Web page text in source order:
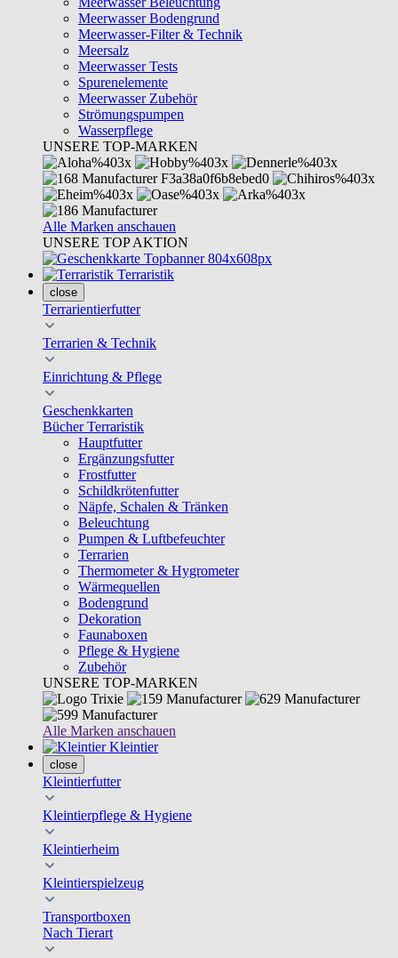
Meerwasser Bodengrund
Meerwasser-Filter & Technik
Meersalz
Meerwasser Tests
Spurenelemente
Meerwasser Zubehör
Strömungspumpen
Wasserpflege
UNSERE TOP-MARKEN
Alle Marken anschauen
UNSERE TOP AKTION
Terraristik
close
Terrarientierfutter
Terrarien & Technik
Einrichtung & Pflege
Geschenkkarten
Bücher Terraristik
Hauptfutter
Ergänzungsfutter
Frostfutter
Schildkrötenfutter
Näpfe, Schalen & Tränken
Beleuchtung
Pumpen & Luftbefeuchter
Terrarien
Thermometer & Hygrometer
Wärmequellen
Bodengrund
Dekoration
Faunaboxen
Pflege & Hygiene
Zubehör
UNSERE TOP-MARKEN
Alle Marken anschauen
Kleintier
close
Kleintierfutter
Kleintierpflege & Hygiene
Kleintierheim
Kleintierspielzeug
Transportboxen
Nach Tierart